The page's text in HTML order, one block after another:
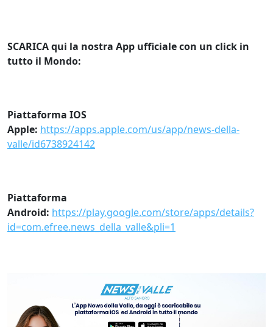
SCARICA qui la nostra App ufficiale con un click in
tutto il Mondo:
Piattaforma IOS
Apple: https://apps.apple.com/us/app/news-della-
valle/id6738924142
Piattaforma
Android: https://play.google.com/store/apps/details?
id=com.efree.news_della_valle&pli=1